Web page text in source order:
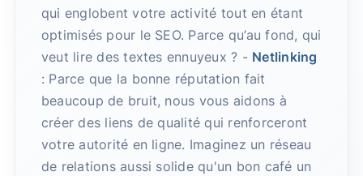
qui englobent votre activité tout en étant
optimisés pour le SEO. Parce qu’au fond, qui
veut lire des textes ennuyeux ? - Netlinking
: Parce que la bonne réputation fait
beaucoup de bruit, nous vous aidons à
créer des liens de qualité qui renforceront
votre autorité en ligne. Imaginez un réseau
de relations aussi solide qu'un bon café un